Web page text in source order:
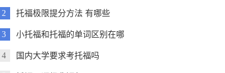
2 托福极限提分方法 有哪些
3 小托福和托福的单词区别在哪
4 国内大学要求考托福吗